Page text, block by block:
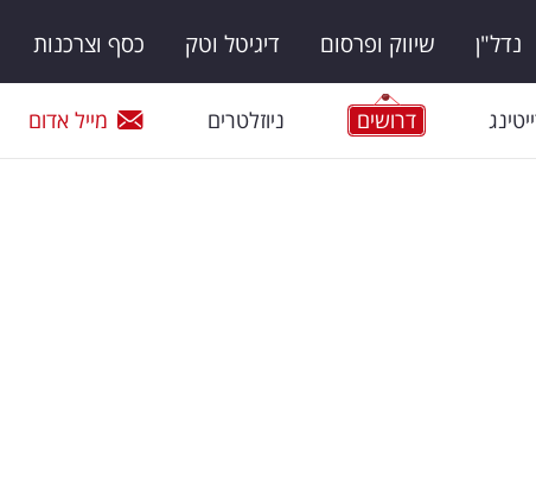
נדל"ן שיווק ופרסום דיגיטל וטק כסף וצרכנות
דרושים ניוזלטרים מייל אדום